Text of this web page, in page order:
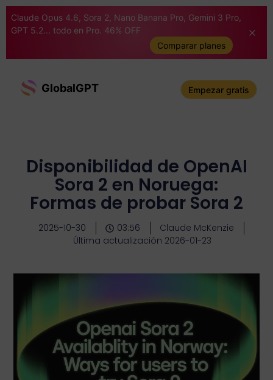
Claude Opus 4.6, Sora 2, Nano Banana Pro, Gemini 3 Pro,
GPT 5.2... todo en Pro. 46% OFF
Comparar planes
GlobalGPT Empezar gratis
Disponibilidad de OpenAI
Sora 2 en Noruega:
Formas de probar Sora 2
2025-10-30 03:56
Claude McKenzie
Última actualización 2026-01-23